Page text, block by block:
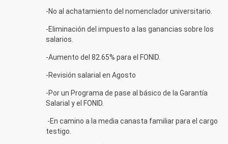
-No al achatamiento del nomenclador universitario.
-Eliminación del impuesto a las ganancias sobre los
salarios.
-Aumento del 82.65% para el FONID.
-Revisión salarial en Agosto
-Por un Programa de pase al básico de la Garantía
Salarial y el FONID.
-En camino a la media canasta familiar para el cargo
testigo.